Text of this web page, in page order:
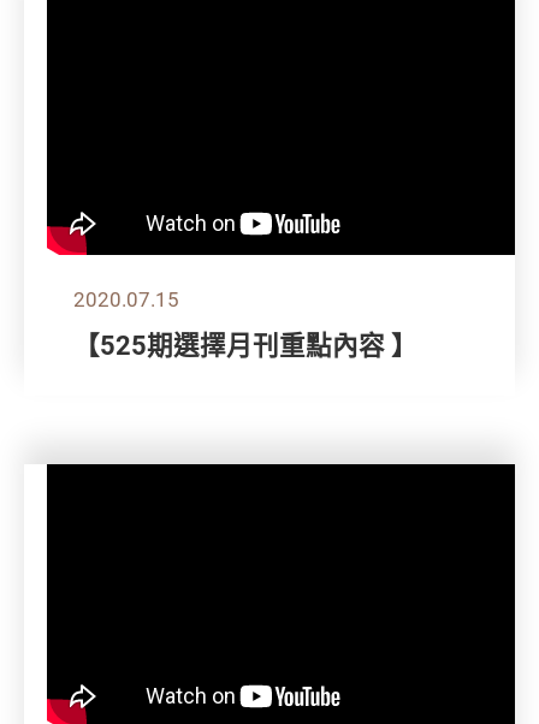
2020.07.15
【525期選擇月刊重點內容 】